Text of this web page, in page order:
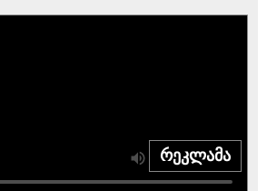
რეკლამა